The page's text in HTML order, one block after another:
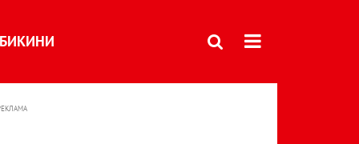
БИКИНИ